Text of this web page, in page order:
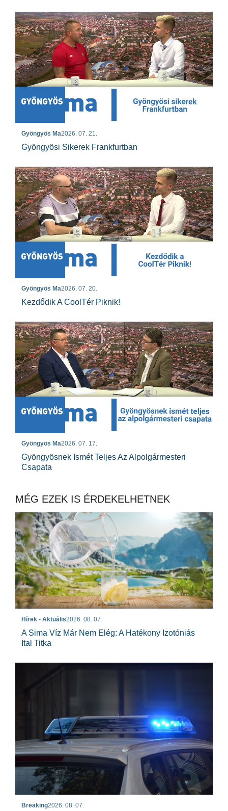
Gyöngyös Ma2026. 07. 21.
Gyöngyösi Sikerek Frankfurtban
Gyöngyös Ma2026. 07. 20.
Kezdődik A CoolTér Piknik!
Gyöngyös Ma2026. 07. 17.
Gyöngyösnek Ismét Teljes Az Alpolgármesteri
Csapata
MÉG EZEK IS ÉRDEKELHETNEK
Hírek - Aktuális2026. 08. 07.
A Sima Víz Már Nem Elég: A Hatékony Izotóniás
Ital Titka
Breaking2026. 08. 07.